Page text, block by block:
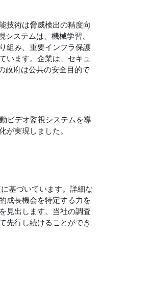
技術は脅威検出の精度向
ステムは、機械学習、
組み、重要インフラ保護
います。企業は、セキュ
政府は公共の安全目的で
ビデオ監視システムを導
実現しました。
基づいています。詳細な
成長機会を特定する力を
見出します。当社の調査
先行し続けることができ